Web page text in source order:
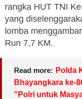
rangka HUT TNI
yang
lomba
Run 7,7 KM.
Read more: Polda
Bhayangkara ke-
"Polri untuk